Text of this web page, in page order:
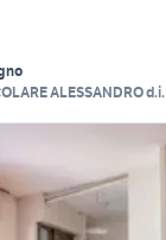
ALESSANDRO d.i.